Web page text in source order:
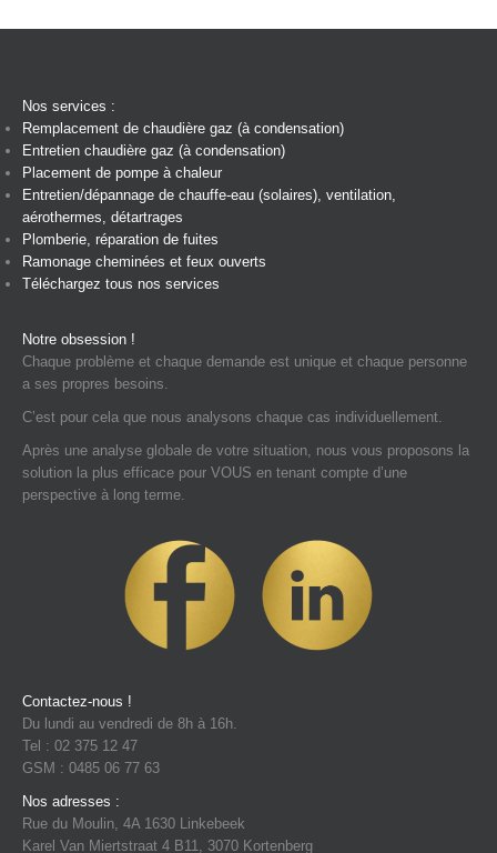
Nos services :
Remplacement de chaudière gaz (à condensation)
Entretien chaudière gaz (à condensation)
Placement de pompe à chaleur
Entretien/dépannage de chauffe-eau (solaires), ventilation,
aérothermes, détartrages
Plomberie, réparation de fuites
Ramonage cheminées et feux ouverts
Téléchargez tous nos services
Notre obsession !
Chaque problème et chaque demande est unique et chaque personne
a ses propres besoins.
C’est pour cela que nous analysons chaque cas individuellement.
Après une analyse globale de votre situation, nous vous proposons la
solution la plus efficace pour VOUS en tenant compte d’une
perspective à long terme.
Contactez-nous !
Du lundi au vendredi de 8h à 16h.
Tel : 02 375 12 47
GSM : 0485 06 77 63
Nos adresses :
Rue du Moulin, 4A 1630 Linkebeek
Karel Van Miertstraat 4 B11, 3070 Kortenberg